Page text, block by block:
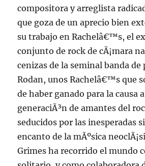
compositora y arreglista
que goza de un aprecio bien
su trabajo en Rachelâ€™s, el
conjunto de rock de cÃ¡mara
cenizas de la seminal banda
Rodan, unos Rachelâ€™s que
de haber ganado para la causa
generaciÃ³n de amantes del
seducidos por las inesperadas
encanto de la mÃºsica
Grimes ha recorrido el mundo